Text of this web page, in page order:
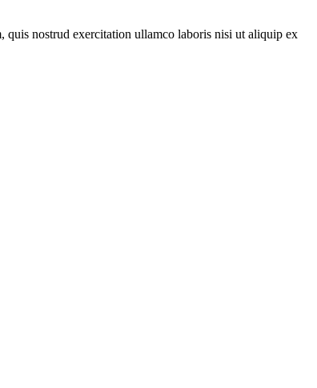
quis nostrud exercitation ullamco laboris nisi ut aliquip ex